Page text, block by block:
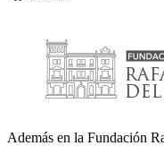
Además en la Fundación